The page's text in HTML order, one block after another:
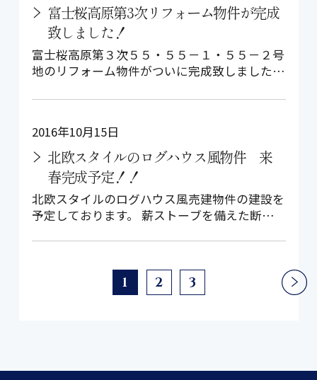
富士桜高原第3次リフォーム物件が完成
致しました！
富士桜高原第３次５５・５５－１・５５－２号
地のリフォーム物件がついに完成致しました！
2016年10月15日
北欧スタイルのログハウス風物件 来
春完成予定！！
北欧スタイルのログハウス風売建物件の建設を
予定しております。 薪ストーブを備えた断熱
1 2 3